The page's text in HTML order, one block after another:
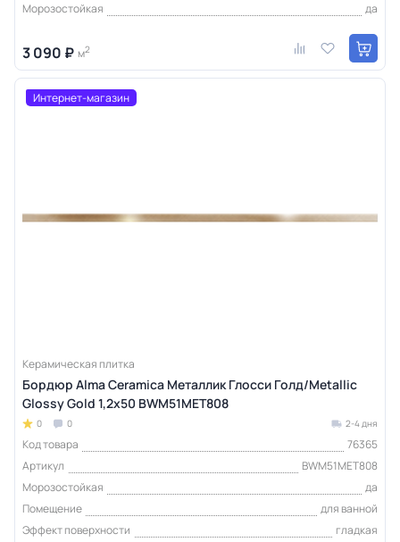
Морозостойкая
да
3 090 ₽ м2
Интернет-магазин
Керамическая плитка
Бордюр Alma Ceramica Металлик Глосси Голд/Metallic
Glossy Gold 1,2x50 BWM51MET808
0 0 2-4 дня
Код товара
76365
Артикул
BWM51MET808
Морозостойкая
да
Помещение
для ванной
Эффект поверхности
гладкая